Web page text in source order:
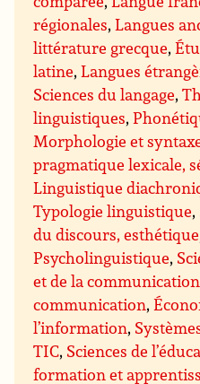
régionales,Langues
littérature grecque,
latine,Langues
Sciences du langage,
linguistiques,
Morphologie et
pragmatique lexicale,
Linguistique
Typologie linguistique,
du discours, esthétique
Psycholinguistique,
et de la communication
communication,
l’information,
TIC, Sciences de
formation et